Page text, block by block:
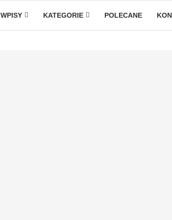
WPISY KATEGORIE POLECANE